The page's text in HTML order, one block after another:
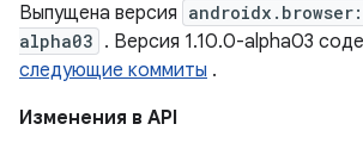
Выпущена версия
alpha03 . Версия 1.10.0-alpha03
следующие коммиты .
Изменения в API